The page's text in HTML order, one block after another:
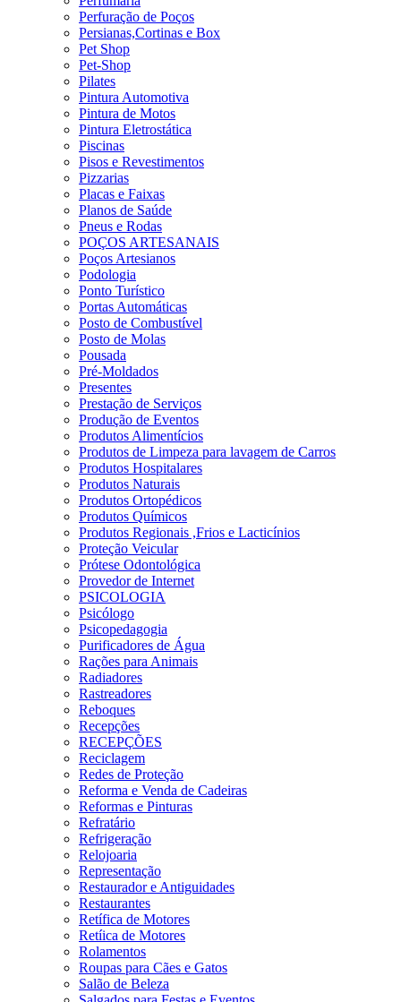
Perfuração de Poços
Persianas,Cortinas e Box
Pet Shop
Pet-Shop
Pilates
Pintura Automotiva
Pintura de Motos
Pintura Eletrostática
Piscinas
Pisos e Revestimentos
Pizzarias
Placas e Faixas
Planos de Saúde
Pneus e Rodas
POÇOS ARTESANAIS
Poços Artesianos
Podologia
Ponto Turístico
Portas Automáticas
Posto de Combustível
Posto de Molas
Pousada
Pré-Moldados
Presentes
Prestação de Serviços
Produção de Eventos
Produtos Alimentícios
Produtos de Limpeza para lavagem de Carros
Produtos Hospitalares
Produtos Naturais
Produtos Ortopédicos
Produtos Químicos
Produtos Regionais ,Frios e Lacticínios
Proteção Veicular
Prótese Odontológica
Provedor de Internet
PSICOLOGIA
Psicólogo
Psicopedagogia
Purificadores de Água
Rações para Animais
Radiadores
Rastreadores
Reboques
Recepções
RECEPÇÕES
Reciclagem
Redes de Proteção
Reforma e Venda de Cadeiras
Reformas e Pinturas
Refratário
Refrigeração
Relojoaria
Representação
Restaurador e Antiguidades
Restaurantes
Retífica de Motores
Retíica de Motores
Rolamentos
Roupas para Cães e Gatos
Salão de Beleza